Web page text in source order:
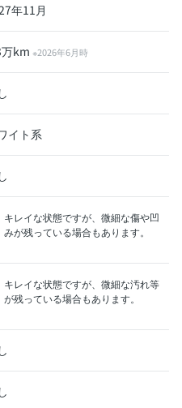
年11月
万km※2026年6月時
イト系
キレイな状態ですが、微細な傷や凹
みが残っている場合もあります。
キレイな状態ですが、微細な汚れ等
が残っている場合もあります。